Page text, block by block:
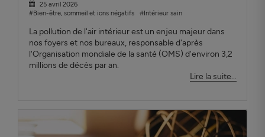
25 avril 2026
#Bien-être, sommeil et ions négatifs
#Intérieur sain
La pollution de l'air intérieur est un enjeu majeur dans
nos foyers et nos bureaux, responsable d'après
l'Organisation mondiale de la santé (OMS) d'environ 3,2
millions de décès par an.
Lire la suite...